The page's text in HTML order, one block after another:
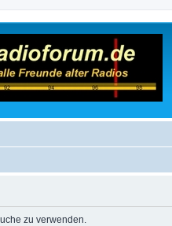
zu verwenden.